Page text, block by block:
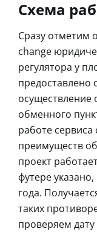
Схема
Сразу отметим
change
регулятора у
предоставлено
осуществление
обменного
работе
преимуществ
проект
футере
года.
таких
проверяем